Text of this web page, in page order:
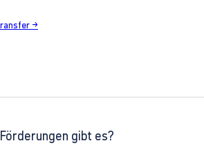
→
gibt es?